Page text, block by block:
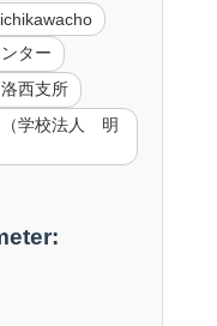
ター
西支所
学校法人 明